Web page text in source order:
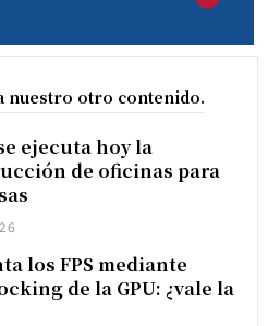
nuestro otro contenido.
ejecuta hoy la
de oficinas para
los FPS mediante
de la GPU: ¿vale la